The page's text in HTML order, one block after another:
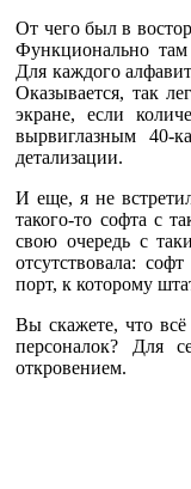
От чего был в
Функционально
Для каждого
Оказывается, так
экране, если
вырвиглазным 40-
детализации.
И еще, я не
такого-то софта с
свою очередь с
отсутствовала:
порт, к которому
Вы скажете, что
персоналок? Для
откровением.